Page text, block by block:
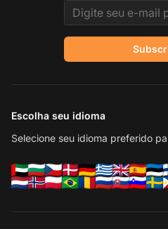
Email address
Escolha seu idioma
Selecione seu idioma preferido